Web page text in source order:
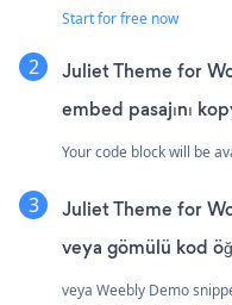
Start for free now
Juliet Theme for
embed pasajını
Your code block will be
Juliet Theme for
veya gömülü kod
veya Weebly Demo